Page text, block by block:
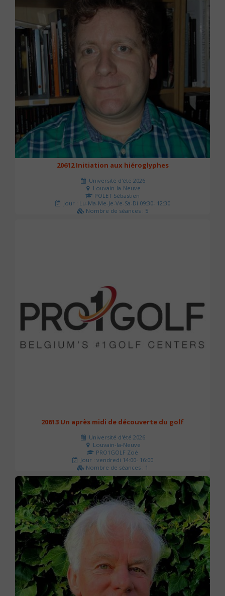
20612 Initiation aux hiéroglyphes
Université d'été 2026
Louvain-la-Neuve
POLET Sébastien
Jour : Lu-Ma-Me-Je-Ve-Sa-Di 09:30- 12:30
Nombre de séances : 5
20613 Un après midi de découverte du golf
Université d'été 2026
Louvain-la-Neuve
PRO1GOLF Zoé
Jour : vendredi 14:00- 16:00
Nombre de séances : 1
45 €